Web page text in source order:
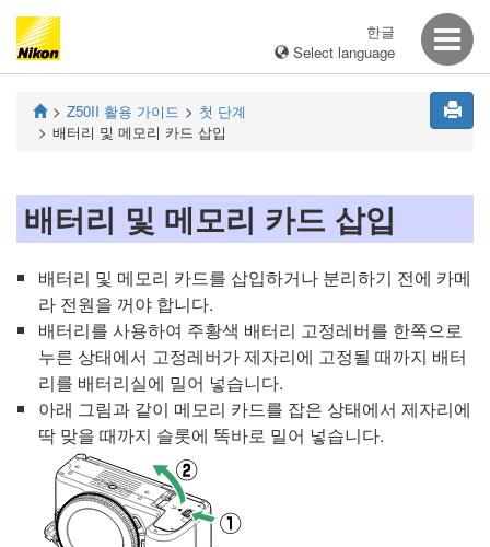
한글
Select language
Z50II 활용 가이드
첫 단계
배터리 및 메모리 카드 삽입
배터리 및 메모리 카드 삽입
배터리 및 메모리 카드를 삽입하거나 분리하기 전에 카메
라 전원을 꺼야 합니다.
배터리를 사용하여 주황색 배터리 고정레버를 한쪽으로
누른 상태에서 고정레버가 제자리에 고정될 때까지 배터
리를 배터리실에 밀어 넣습니다.
아래 그림과 같이 메모리 카드를 잡은 상태에서 제자리에
딱 맞을 때까지 슬롯에 똑바로 밀어 넣습니다.